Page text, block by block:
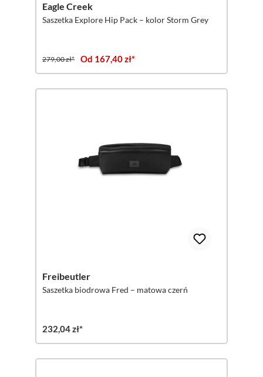
Eagle Creek
Saszetka Explore Hip Pack – kolor Storm Grey
279,00 zł* Od 167,40 zł*
Freibeutler
Saszetka biodrowa Fred – matowa czerń
232,04 zł*